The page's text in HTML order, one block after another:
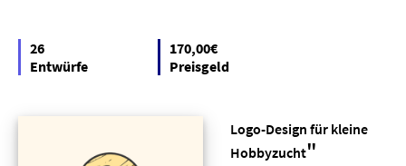
26
Entwürfe
170,00€
Preisgeld
Logo-Design für kleine
Hobbyzucht"